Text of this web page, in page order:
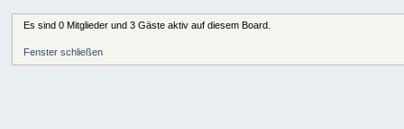
Es sind 0 Mitglieder und 3 Gäste aktiv auf diesem Board.
Fenster schließen